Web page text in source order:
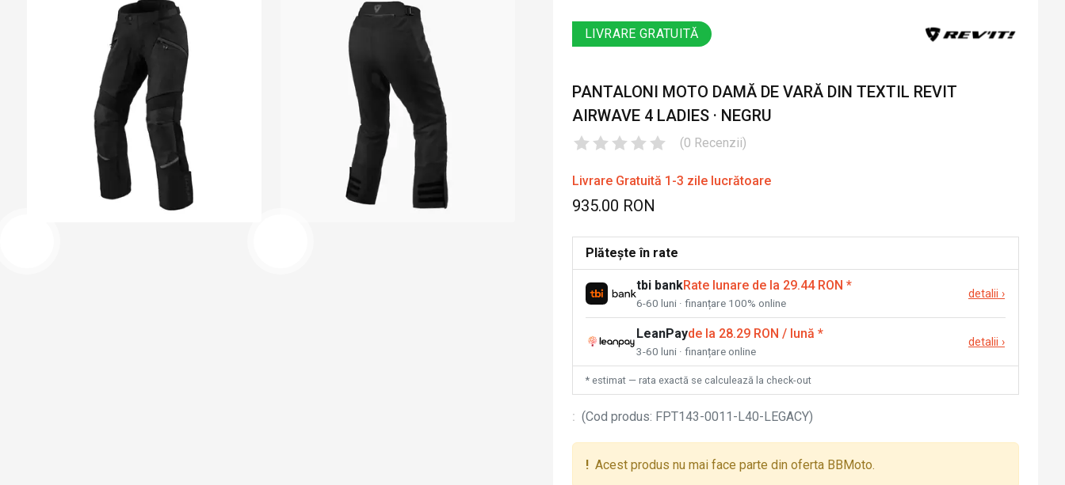
LIVRARE GRATUITĂ
PANTALONI MOTO DAMĂ DE VARĂ DIN TEXTIL REVIT
AIRWAVE 4 LADIES · NEGRU
(0 Recenzii)
Livrare Gratuită 1-3 zile lucrătoare
935.00 RON
Plătește în rate
tbi bankRate lunare de la 29.44 RON *
6-60 luni · finanțare 100% online
detalii ›
LeanPayde la 28.29 RON / lună *
3-60 luni · finanțare online
detalii ›
* estimat — rata exactă se calculează la check-out
: (Cod produs: FPT143-0011-L40-LEGACY)
! Acest produs nu mai face parte din oferta BBMoto.